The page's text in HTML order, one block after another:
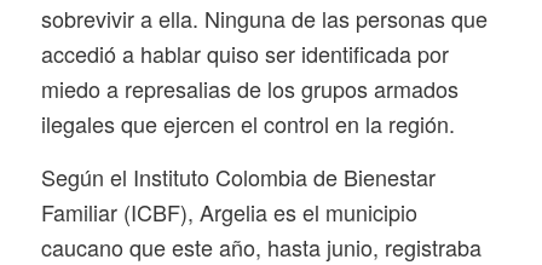
sobrevivir a ella. Ninguna de las personas que
accedió a hablar quiso ser identificada por
miedo a represalias de los grupos armados
ilegales que ejercen el control en la región.
Según el Instituto Colombia de Bienestar
Familiar (ICBF), Argelia es el municipio
caucano que este año, hasta junio, registraba